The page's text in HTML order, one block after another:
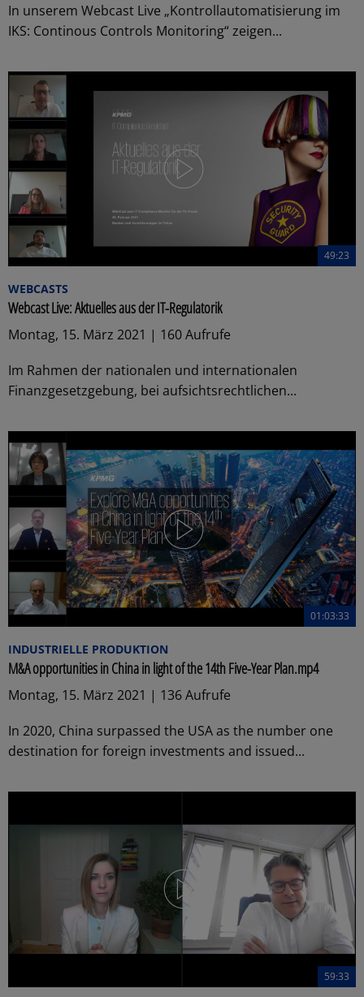
In unserem Webcast Live „Kontrollautomatisierung im
IKS: Continous Controls Monitoring“ zeigen...
49:23
WEBCASTS
Webcast Live: Aktuelles aus der IT-Regulatorik
Montag, 15. März 2021 | 160 Aufrufe
Im Rahmen der nationalen und internationalen
Finanzgesetzgebung, bei aufsichtsrechtlichen...
01:03:33
INDUSTRIELLE PRODUKTION
M&A opportunities in China in light of the 14th Five-Year Plan.mp4
Montag, 15. März 2021 | 136 Aufrufe
In 2020, China surpassed the USA as the number one
destination for foreign investments and issued...
59:33